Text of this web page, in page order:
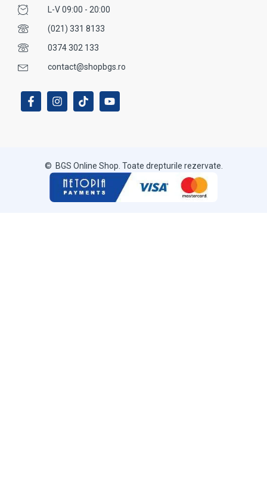
L-V 09:00 - 20:00
(021) 331 8133
0374 302 133
contact@shopbgs.ro
© BGS Online Shop. Toate drepturile rezervate.